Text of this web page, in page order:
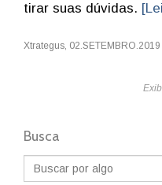
tirar suas dúvidas.
Xtrategus, 02.SETEMBRO.2019
Busca